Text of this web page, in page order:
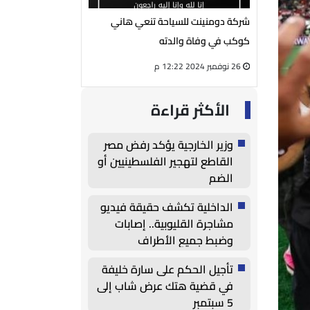
الفار
محمود
شركة دومنينت للسياحة تنعي هاني
كوكب في وفاة والدته
الأكثر قراءة
وزير الخارجية يؤكد رفض مصر
القاطع لتهجير الفلسطينيين أو
الضم
الداخلية تكشف حقيقة فيديو
مشاجرة القليوبية.. إصابات
وضبط جميع الأطراف
تأجيل الحكم على سارة خليفة
في قضية هتك عرض شاب إلى
5 سبتمبر